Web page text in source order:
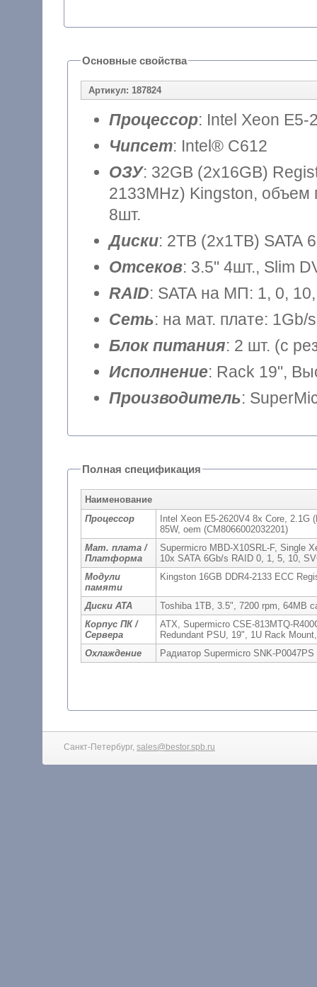
Основные свойства
Артикул: 187824
Процессор: Intel Xeon E5-
Чипсет: Intel® C612
ОЗУ: 32GB (2x16GB)
2133MHz) Kingston, объем
8шт.
Диски: 2TB (2x1TB) SATA
Отсеков: 3.5" 4шт., Slim
RAID: SATA на МП: 1, 0,
Сеть: на мат. плате: 1Gb/
Блок питания: 2 шт. (с
Исполнение: Rack 19",
Производитель:
Полная спецификация
Наименование
Процессор
Intel Xeon E5-2620V4 8x Core,
85W, oem (CM8066002032201)
Мат. плата /
Платформа
Supermicro MBD-X10SRL-F, Single
10x SATA 6Gb/s RAID 0, 1, 5, 10,
Модули
памяти
Kingston 16GB DDR4-2133 ECC
Диски ATA
Toshiba 1TB, 3.5", 7200 rpm, 64MB
Корпус ПК /
Сервера
ATX, Supermicro CSE-813MTQ-
Redundant PSU, 19", 1U Rack
Охлаждение
Радиатор Supermicro SNK-
Санкт-Петербург, sales@bestor.spb.ru